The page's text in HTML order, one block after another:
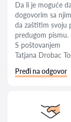
Da li je moguće
dogovorim sa
da zaštitim svoju
predugom pismu.
S poštovanjem
Tatjana Drobac
Pređi na odgovor